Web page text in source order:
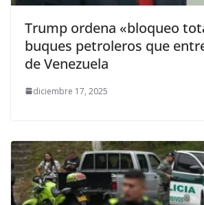
Trump ordena «bloqueo
buques petroleros que
de Venezuela
diciembre 17, 2025